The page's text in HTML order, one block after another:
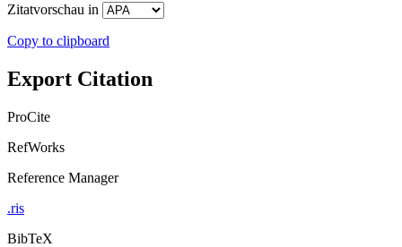
Zitatvorschau in
Copy to clipboard
Export Citation
ProCite
RefWorks
Reference Manager
.ris
BibTeX